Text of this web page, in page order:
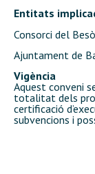
Entitats
Consorci del
Ajuntament de
Vigència
Aquest conveni
totalitat dels
certificació
subvencions i